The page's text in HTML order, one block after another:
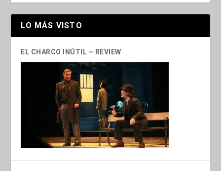
LO MÁS VISTO
EL CHARCO INÚTIL – REVIEW